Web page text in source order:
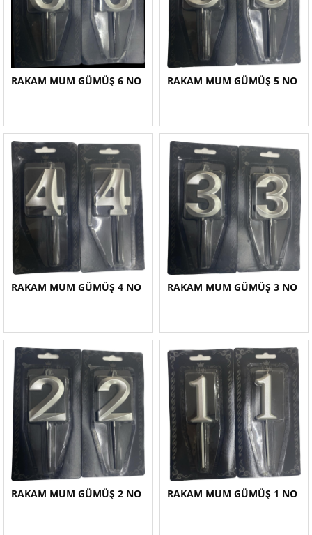
RAKAM MUM GÜMÜŞ 6 NO RAKAM MUM GÜMÜŞ 5 NO
RAKAM MUM GÜMÜŞ 4 NO RAKAM MUM GÜMÜŞ 3 NO
RAKAM MUM GÜMÜŞ 2 NO RAKAM MUM GÜMÜŞ 1 NO